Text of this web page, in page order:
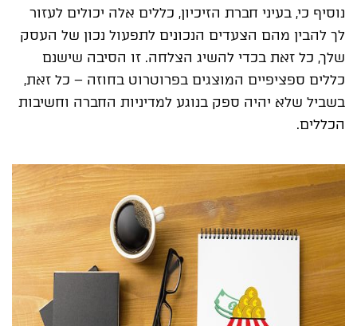
נוסיף כי, בעיני חברת הזיכיון, כללים אלה יכולים לעזור
לך להבין מהם הצעדים הנכונים לתפעול נכון של העסק
שלך, כל זאת בכדי להשיג הצלחה. זו הסיבה שישנם
כללים ספציפיים המוצגים בפרוטרוט בחוזה – כל זאת,
בשביל שלא יהיה ספק בנוגע למדיניות החברה וחשיבות
הכללים.